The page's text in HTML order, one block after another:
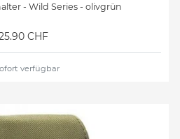
- Wild Series - olivgrün
CHF
verfügbar